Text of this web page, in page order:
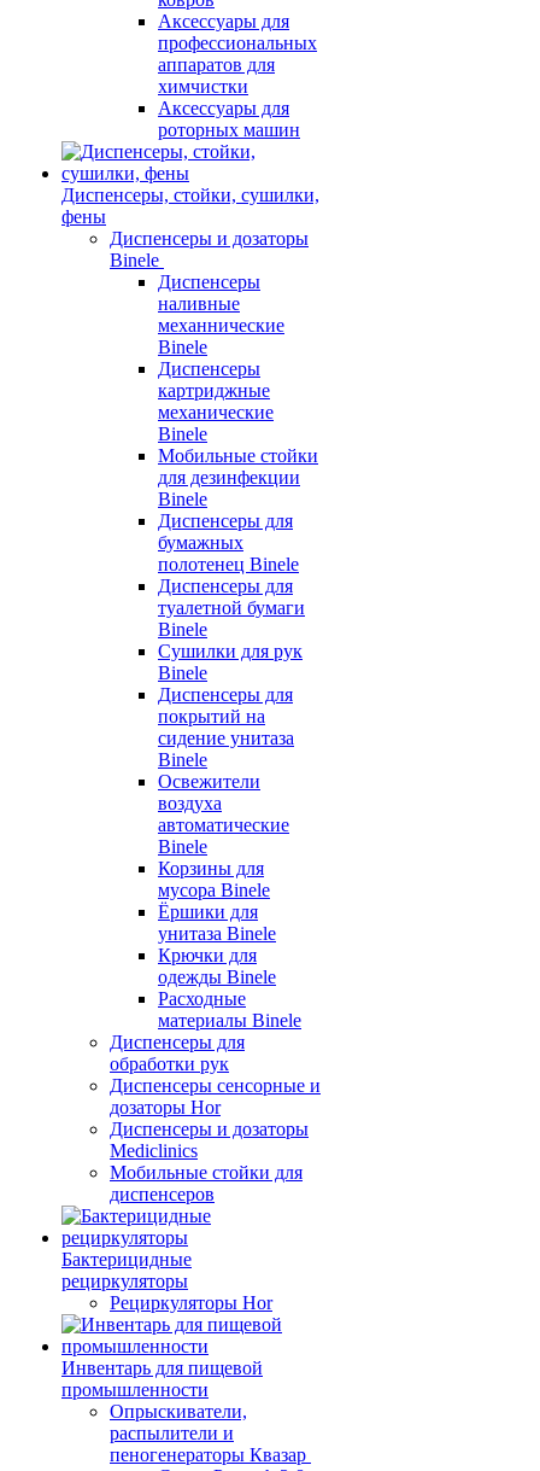
Аксессуары для
профессиональных
аппаратов для
химчистки
Аксессуары для
роторных машин
Диспенсеры, стойки, сушилки,
фены
Диспенсеры и дозаторы
Binele
Диспенсеры
наливные
механнические
Binele
Диспенсеры
картриджные
механические
Binele
Мобильные стойки
для дезинфекции
Binele
Диспенсеры для
бумажных
полотенец Binele
Диспенсеры для
туалетной бумаги
Binele
Сушилки для рук
Binele
Диспенсеры для
покрытий на
сидение унитаза
Binele
Освежители
воздуха
автоматические
Binele
Корзины для
мусора Binele
Ёршики для
унитаза Binele
Крючки для
одежды Binele
Расходные
материалы Binele
Диспенсеры для
обработки рук
Диспенсеры сенсорные и
дозаторы Hor
Диспенсеры и дозаторы
Mediclinics
Мобильные стойки для
диспенсеров
Бактерицидные
рециркуляторы
Рециркуляторы Hor
Инвентарь для пищевой
промышленности
Опрыскиватели,
распылители и
пеногенераторы Квазар